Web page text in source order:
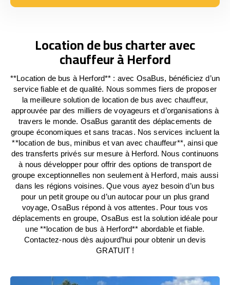
Location de bus charter avec
chauffeur à Herford
**Location de bus à Herford** : avec OsaBus, bénéficiez d’un
service fiable et de qualité. Nous sommes fiers de proposer
la meilleure solution de location de bus avec chauffeur,
approuvée par des milliers de voyageurs et d’organisations à
travers le monde. OsaBus garantit des déplacements de
groupe économiques et sans tracas. Nos services incluent la
**location de bus, minibus et van avec chauffeur**, ainsi que
des transferts privés sur mesure à Herford. Nous continuons
à nous développer pour offrir des options de transport de
groupe exceptionnelles non seulement à Herford, mais aussi
dans les régions voisines. Que vous ayez besoin d’un bus
pour un petit groupe ou d’un autocar pour un plus grand
voyage, OsaBus répond à vos attentes. Pour tous vos
déplacements en groupe, OsaBus est la solution idéale pour
une **location de bus à Herford** abordable et fiable.
Contactez-nous dès aujourd’hui pour obtenir un devis
GRATUIT !